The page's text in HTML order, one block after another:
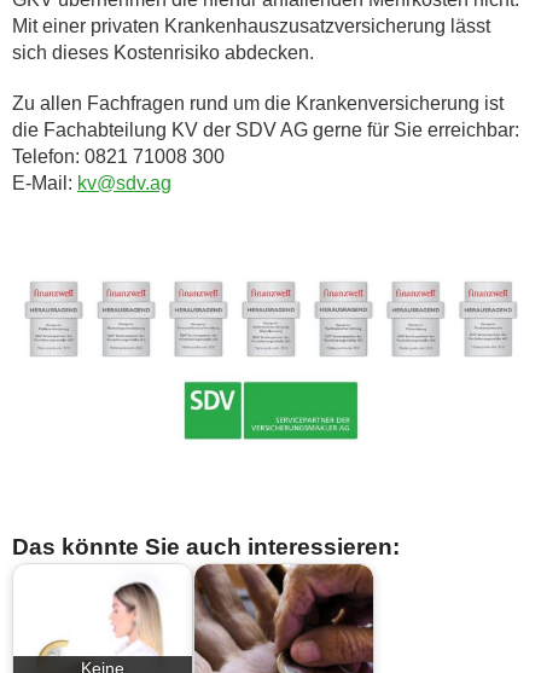
Mit einer privaten Krankenhauszusatzversicherung lässt
sich dieses Kostenrisiko abdecken.
Zu allen Fachfragen rund um die Krankenversicherung ist
die Fachabteilung KV der SDV AG gerne für Sie erreichbar:
Telefon: 0821 71008 300
E-Mail: kv@sdv.ag
Das könnte Sie auch interessieren:
Keine